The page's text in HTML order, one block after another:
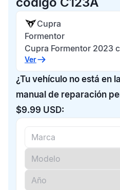
Cupra
Formentor
Cupra Formentor 2023
Ver
¿Tu vehículo no está en
manual de reparación
$9.99 USD: